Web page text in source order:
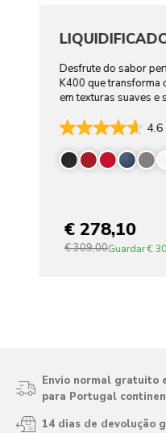
Desfrute do sabor
K400 que transforma
em texturas suaves e
4.6
€ 278,10
€ 309,00Guardar€
Envio normal gratuito
para Portugal
14 dias de devolução